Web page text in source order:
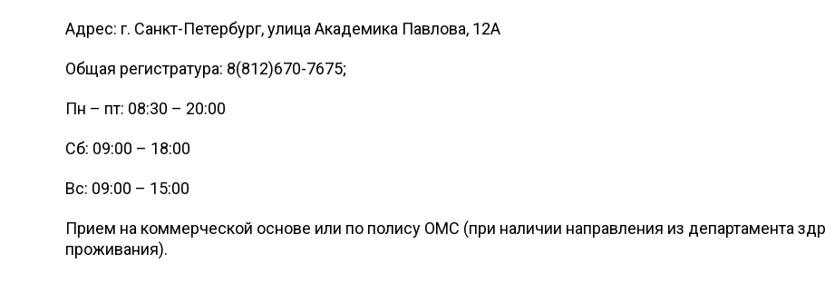
Адрес: г. Санкт-Петербург, улица Академика Павлова, 12А
Общая регистратура: 8(812)670-7675;
Пн – пт: 08:30 – 20:00
Сб: 09:00 – 18:00
Вс: 09:00 – 15:00
Прием на коммерческой основе или по полису ОМС (при наличии направления из департамента
проживания).